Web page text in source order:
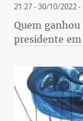
21:27 - 30/10/2022-
Quem
presidente